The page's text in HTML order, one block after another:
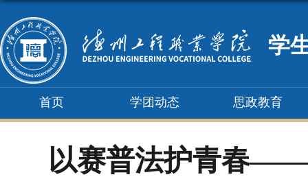
学
首页 学团动态 思政教育
以赛普法护青春——